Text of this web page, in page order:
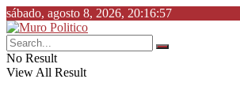
sábado, agosto 8, 2026, 20:16:57
No Result
View All Result